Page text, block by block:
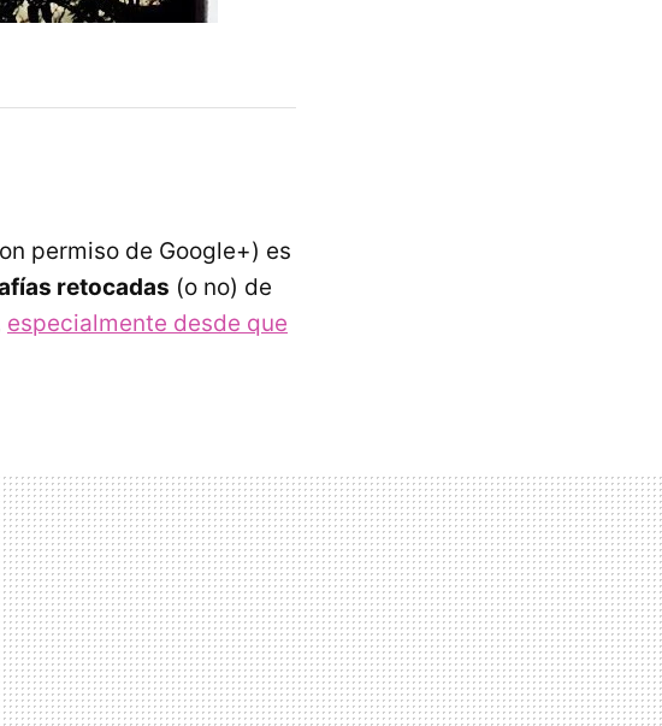
permiso de Google+) es
retocadas (o no) de
especialmente desde que